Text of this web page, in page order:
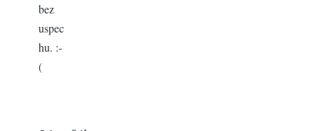
bez
uspec
hu. :-
(